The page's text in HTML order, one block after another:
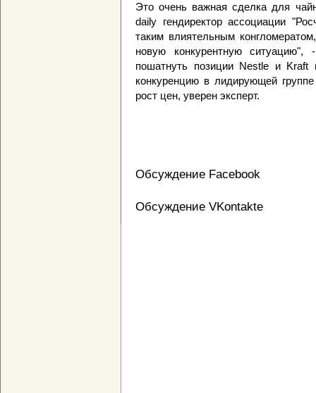
Это очень важная сделка для
daily гендиректор ассоциации
таким влиятельным
новую конкурентную
пошатнуть позиции Nestle и
конкуренцию в лидирующей
рост цен, уверен эксперт.
Обсуждение Facebook
Обсуждение VKontakte